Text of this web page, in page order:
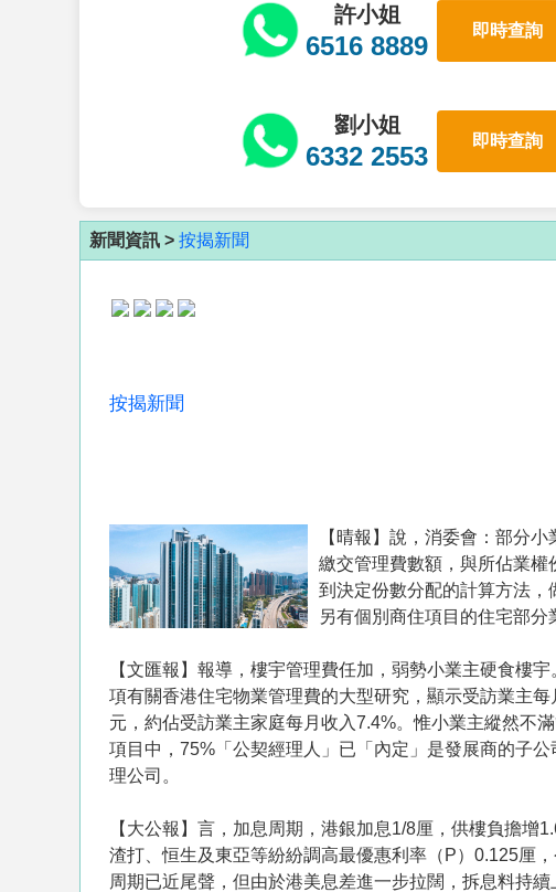
許小姐
6516 8889
即時查詢
劉小姐
6332 2553
即時查詢
新聞資訊 > 按揭新聞
按揭新聞
【晴報】說，消委會：部分
繳交管理費數額，與所佔業
到決定份數分配的計算方法，
另有個別商住項目的住宅部分
【文匯報】報導，樓宇管理費任加，弱勢小業主硬食樓
項有關香港住宅物業管理費的大型研究，顯示受訪業主
元，約佔受訪業主家庭每月收入7.4%。惟小業主縱然不
項目中，75%「公契經理人」已「內定」是發展商的子
理公司。
【大公報】言， 加息周期，港銀加息1/8厘，供樓負擔
渣打、恒生及東亞等紛紛調高最優惠利率（P）0.125厘
周期已近尾聲，但由於港美息差進一步拉闊，拆息料持